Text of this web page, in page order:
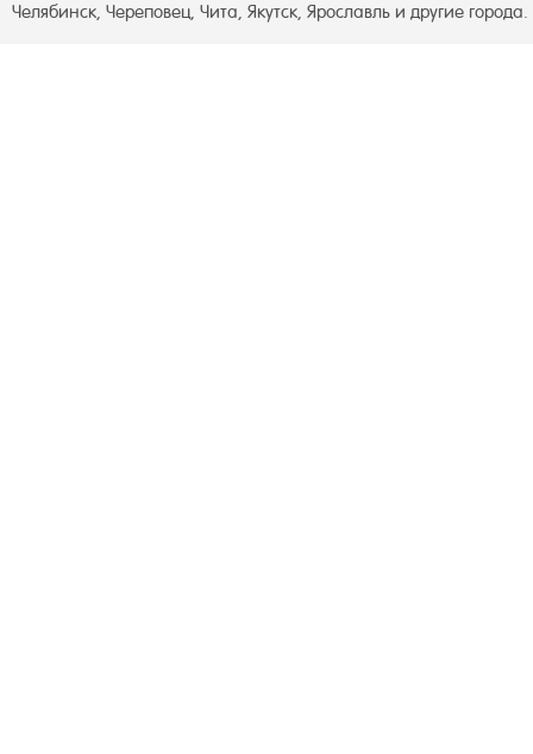
Челябинск, Череповец, Чита, Якутск, Ярославль и другие города.